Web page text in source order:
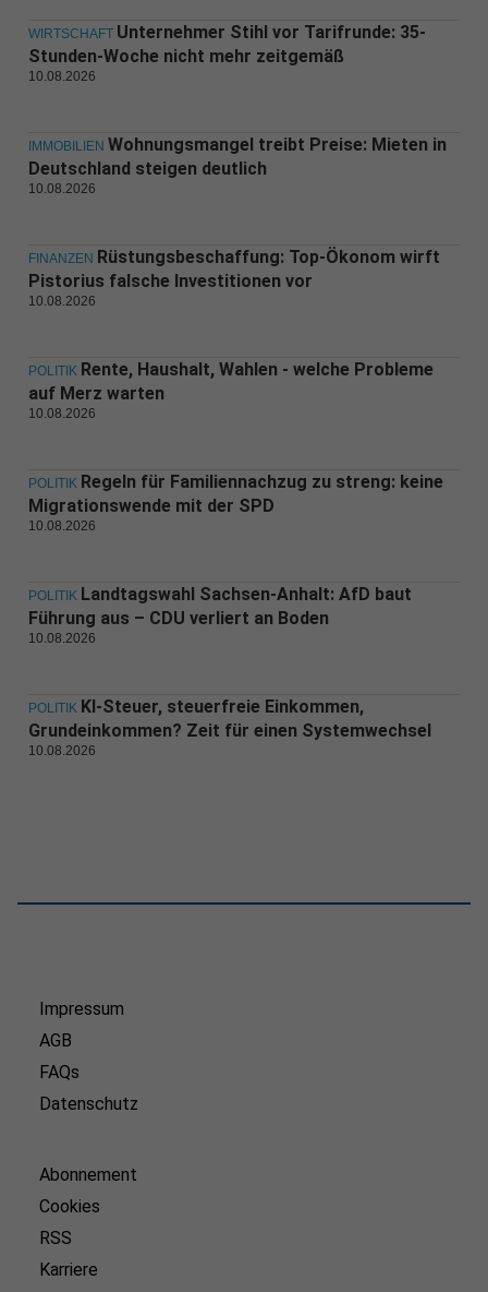
WIRTSCHAFT Unternehmer Stihl vor Tarifrunde: 35-
Stunden-Woche nicht mehr zeitgemäß
10.08.2026
IMMOBILIEN Wohnungsmangel treibt Preise: Mieten in
Deutschland steigen deutlich
10.08.2026
FINANZEN Rüstungsbeschaffung: Top-Ökonom wirft
Pistorius falsche Investitionen vor
10.08.2026
POLITIK Rente, Haushalt, Wahlen - welche Probleme
auf Merz warten
10.08.2026
POLITIK Regeln für Familiennachzug zu streng: keine
Migrationswende mit der SPD
10.08.2026
POLITIK Landtagswahl Sachsen-Anhalt: AfD baut
Führung aus – CDU verliert an Boden
10.08.2026
POLITIK KI-Steuer, steuerfreie Einkommen,
Grundeinkommen? Zeit für einen Systemwechsel
10.08.2026
Impressum
AGB
FAQs
Datenschutz
Abonnement
Cookies
RSS
Karriere